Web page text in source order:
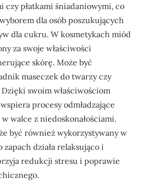
czy płatkami śniadaniowymi, co
dla osób poszukujących
dla cukru. W kosmetykach miód
za swoje właściwości
skórę. Może być
maseczek do twarzy czy
Dzięki swoim właściwościom
procesy odmładzające
walce z niedoskonałościami.
być również wykorzystywany w
działa relaksująco i
redukcji stresu i poprawie